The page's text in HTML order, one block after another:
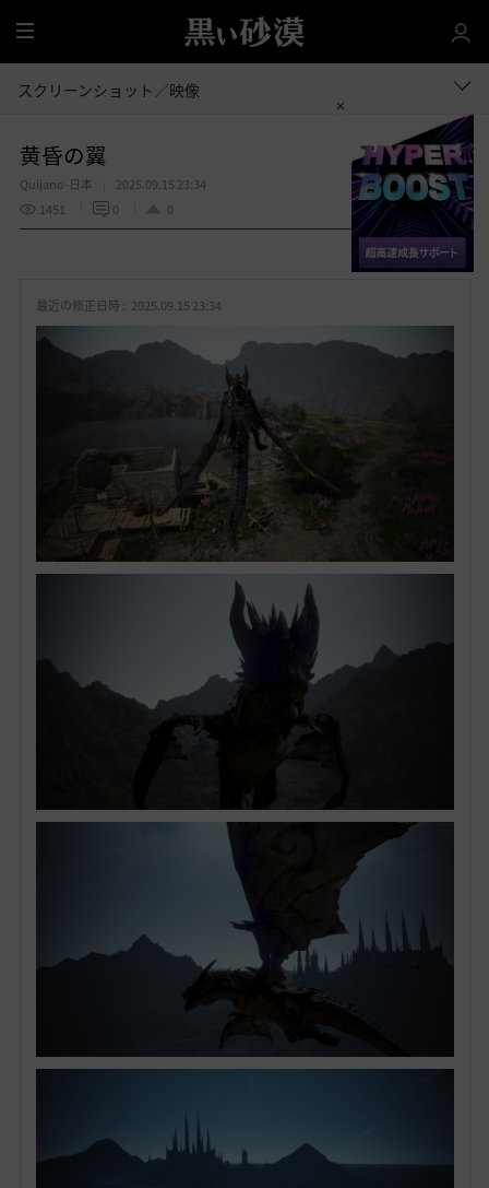
全
体
スクリーンショット／映像
黄昏の翼
Quijano-日本
2025.09.15 23:34
1451
0 0
お 共有する
最近の修正日時 : 2025.09.15 23:34